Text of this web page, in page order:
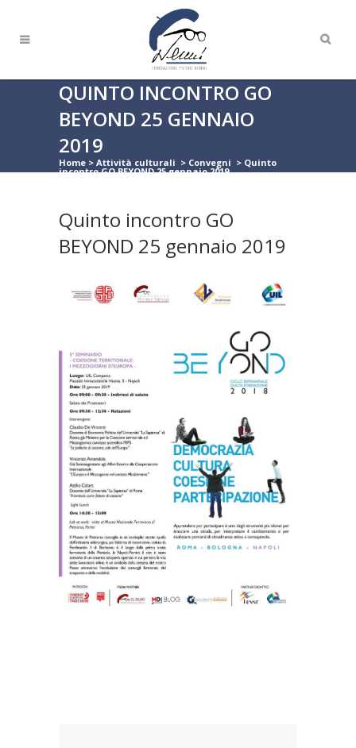
QUINTO INCONTRO GO
BEYOND 25 GENNAIO
2019
Home > Attività culturali > Convegni > Quinto
incontro GO BEYOND 25 gennaio 2019
Quinto incontro GO
BEYOND 25 gennaio 2019